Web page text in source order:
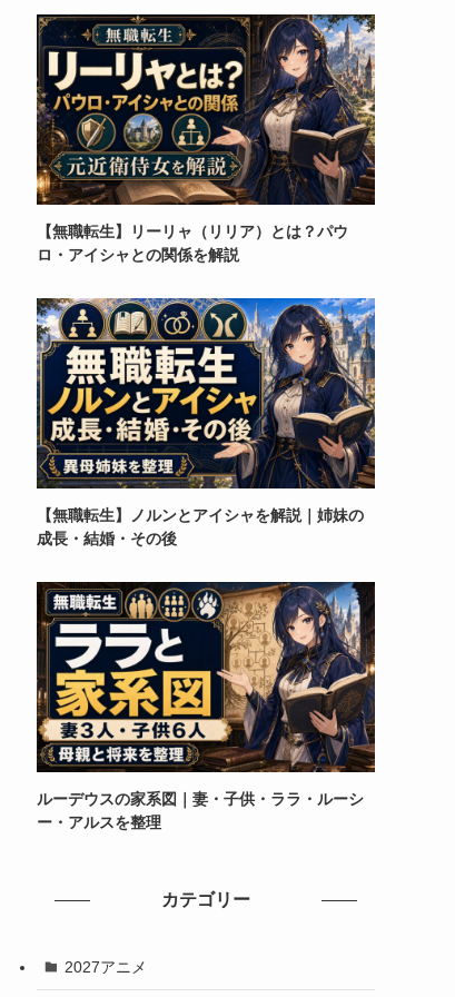
【無職転生】リーリャ（リリア）とは？パウ
ロ・アイシャとの関係を解説
【無職転生】ノルンとアイシャを解説｜姉妹の
成長・結婚・その後
ルーデウスの家系図｜妻・子供・ララ・ルーシ
ー・アルスを整理
カテゴリー
2027アニメ